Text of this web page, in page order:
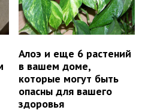
Алоэ и еще 6 растений
в вашем доме,
которые могут быть
опасны для вашего
здоровья